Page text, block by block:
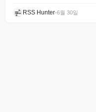
RSS Hunter•6월 30일